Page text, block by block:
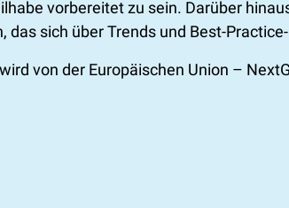
vorbereitet zu sein. Darüber
sich über Trends und Best-
von der Europäischen Union –